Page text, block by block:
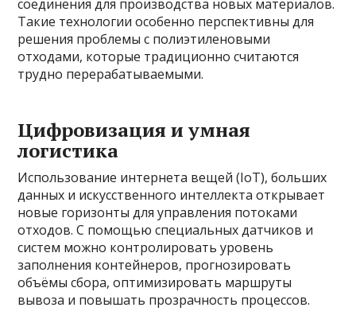
соединения для производства новых материалов.
Такие технологии особенно перспективны для
решения проблемы с полиэтиленовыми
отходами, которые традиционно считаются
трудно перерабатываемыми.
Цифровизация и умная
логистика
Использование интернета вещей (IoT), больших
данных и искусственного интеллекта открывает
новые горизонты для управления потоками
отходов. С помощью специальных датчиков и
систем можно контролировать уровень
заполнения контейнеров, прогнозировать
объёмы сбора, оптимизировать маршруты
вывоза и повышать прозрачность процессов.